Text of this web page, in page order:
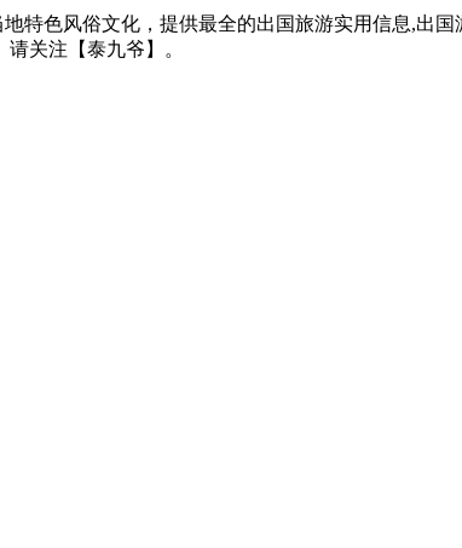
特色风俗文化，提供最全的出国旅游实用信息,出
关注【泰九爷】。